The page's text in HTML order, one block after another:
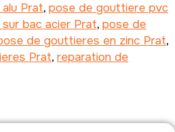
Prat, pose de gouttiere pvc
bac acier Prat, pose de
de gouttieres en zinc Prat,
Prat, reparation de